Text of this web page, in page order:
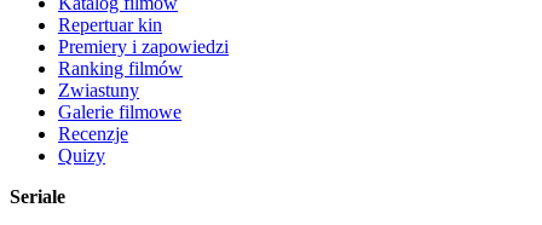
Repertuar kin
Premiery i zapowiedzi
Ranking filmów
Zwiastuny
Galerie filmowe
Recenzje
Quizy
Seriale